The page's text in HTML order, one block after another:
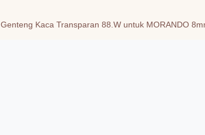
Genteng Kaca Transparan 88.W untuk MORANDO